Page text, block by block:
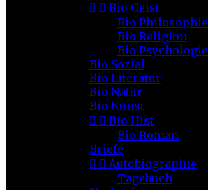
  Bio Geist
Bio Philosophie
Bio Religion
Bio Psychologie
Bio Sozial
Bio Literatur
Bio Natur
Bio Kunst
  Bio Hist
Bio Roman
Briefe
  Autobiographie
Tagebuch